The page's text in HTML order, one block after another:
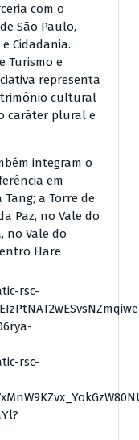
com o
São Paulo,
Cidadania.
Turismo e
representa
cultural
caráter plural e
integram o
em
a Torre de
Paz, no Vale do
no Vale do
Hare